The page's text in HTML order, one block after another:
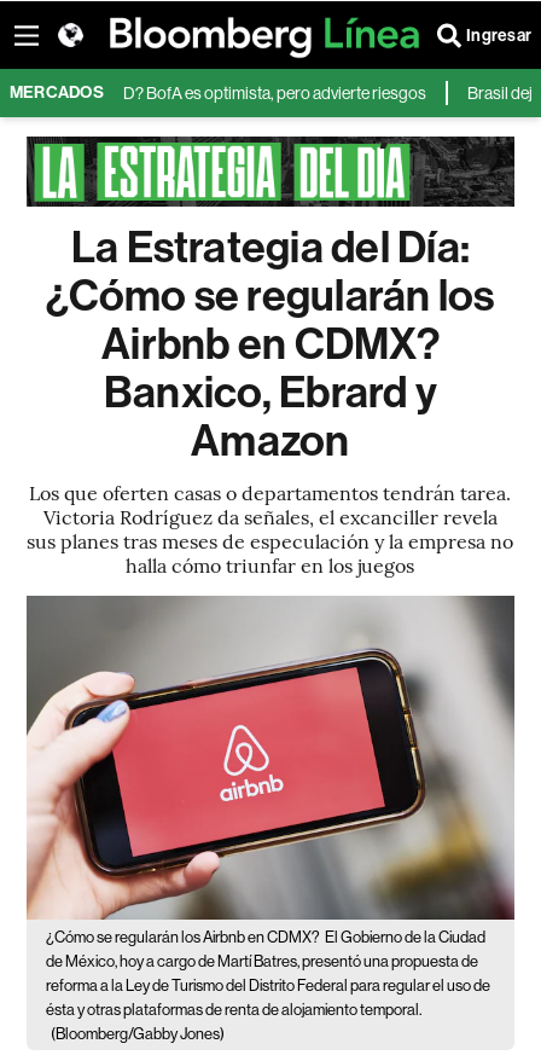
Ingresar
MERCADOS
de AMD? BofA es optimista, pero advierte riesgos Brasil deja al
La Estrategia del Día:
¿Cómo se regularán los
Airbnb en CDMX?
Banxico, Ebrard y
Amazon
Los que oferten casas o departamentos tendrán tarea.
Victoria Rodríguez da señales, el excanciller revela
sus planes tras meses de especulación y la empresa no
halla cómo triunfar en los juegos
¿Cómo se regularán los Airbnb en CDMX? El Gobierno de la Ciudad
de México, hoy a cargo de Martí Batres, presentó una propuesta de
reforma a la Ley de Turismo del Distrito Federal para regular el uso de
ésta y otras plataformas de renta de alojamiento temporal.
(Bloomberg/Gabby Jones)